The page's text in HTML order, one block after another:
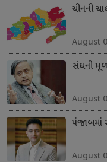
ચીનની
August
સંઘની મૂળ
August
પંજાબમાં
August